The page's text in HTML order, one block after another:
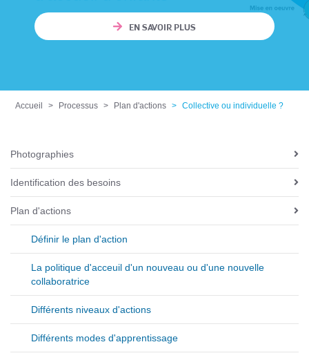
EN SAVOIR PLUS
Accueil Processus Plan d'actions Collective ou individuelle ?
N
i
g
o
Photographies
Identification des besoins
Plan d'actions
Définir le plan d'action
La politique d'acceuil d'un nouveau ou d'une nouvelle
collaboratrice
Différents niveaux d'actions
Différents modes d'apprentissage